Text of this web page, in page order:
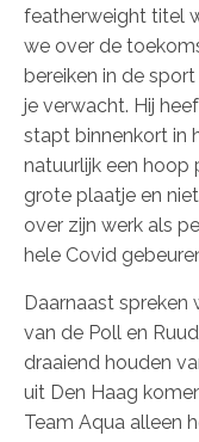
featherweight titel
we over de
bereiken in de
je verwacht. Hij
stapt binnenkort in
natuurlijk een hoop
grote plaatje en
over zijn werk als
hele Covid
Daarnaast spreken
van de Poll en
draaiend houden
uit Den Haag
Team Aqua alleen